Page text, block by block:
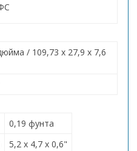
/ 109,73 x 27,9 x 7,6
0,19 фунта
5,2 x 4,7 x 0,6"